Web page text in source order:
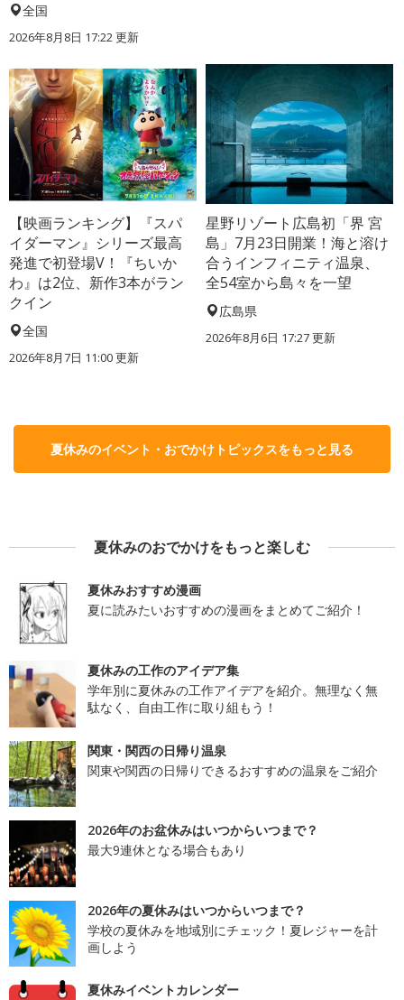
全国
2026年8月8日 17:22更新
【映画ランキング】『スパ
イダーマン』シリーズ最高
発進で初登場V！『ちいか
わ』は2位、新作3本がラン
クイン
全国
2026年8月7日 11:00更新
星野リゾート広島初「界 宮
島」7月23日開業！海と溶け
合うインフィニティ温泉、
全54室から島々を一望
広島県
2026年8月6日 17:27更新
夏休みのイベント・おでかけトピックスをもっと見る
夏休みのおでかけをもっと楽しむ
夏休みおすすめ漫画
夏に読みたいおすすめの漫画をまとめてご紹介！
夏休みの工作のアイデア集
学年別に夏休みの工作アイデアを紹介。無理なく無
駄なく、自由工作に取り組もう！
関東・関西の日帰り温泉
関東や関西の日帰りできるおすすめの温泉をご紹介
2026年のお盆休みはいつからいつまで？
最大9連休となる場合もあり
2026年の夏休みはいつからいつまで？
学校の夏休みを地域別にチェック！夏レジャーを計
画しよう
夏休みイベントカレンダー